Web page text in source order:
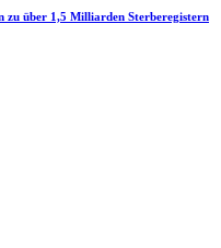
zu über 1,5 Milliarden Sterberegistern